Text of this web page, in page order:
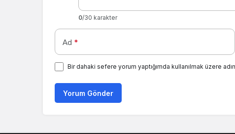
0/30 karakter
Ad *
Bir dahaki sefere yorum yaptığımda kullanılmak üzere
Yorum Gönder